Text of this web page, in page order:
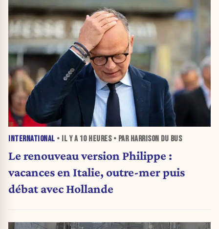
INTERNATIONAL • IL Y A 10 HEURES• PAR HARRISON DU BUS
Le renouveau version Philippe :
vacances en Italie, outre-mer puis
débat avec Hollande